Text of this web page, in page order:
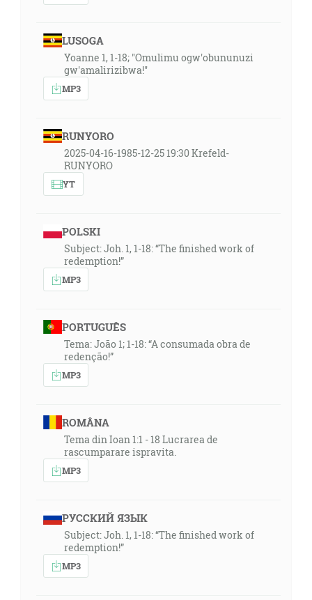
LUSOGA
Yoanne 1, 1-18; ''Omulimu ogw'obununuzi
gw'amalirizibwa!''
MP3
RUNYORO
2025-04-16-1985-12-25 19:30 Krefeld-
RUNYORO
YT
POLSKI
Subject: Joh. 1, 1-18: “The finished work of
redemption!”
MP3
PORTUGUÊS
Tema: João 1; 1-18: “A consumada obra de
redenção!”
MP3
ROMÂNA
Tema din Ioan 1:1 - 18 Lucrarea de
rascumparare ispravita.
MP3
РУССКИЙ ЯЗЫК
Subject: Joh. 1, 1-18: “The finished work of
redemption!”
MP3